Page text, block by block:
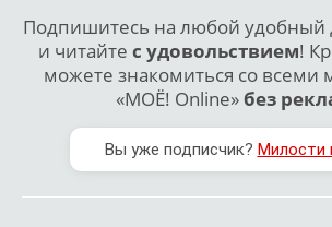
Подпишитесь на любой удобный
и читайте с удовольствием!
можете знакомиться со всеми
«МОЁ! Online»без
Вы уже подписчик? Милости